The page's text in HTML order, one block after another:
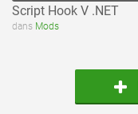
Script Hook V .NET
dans Mods